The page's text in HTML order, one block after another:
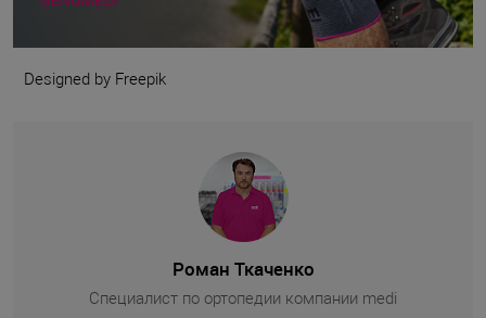
Designed by Freepik
Роман Ткаченко
Специалист по ортопедии компании medi